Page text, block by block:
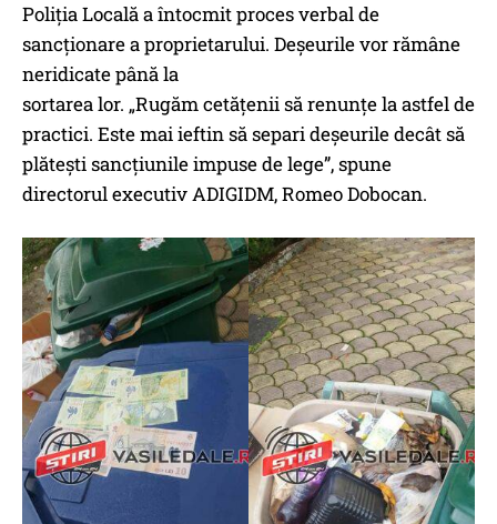
Poliția Locală a întocmit proces verbal de
sancționare a proprietarului. Deșeurile vor rămâne
neridicate până la
sortarea lor. „Rugăm cetățenii să renunțe la astfel de
practici. Este mai ieftin să separi deșeurile decât să
plătești sancțiunile impuse de lege”, spune
directorul executiv ADIGIDM, Romeo Dobocan.